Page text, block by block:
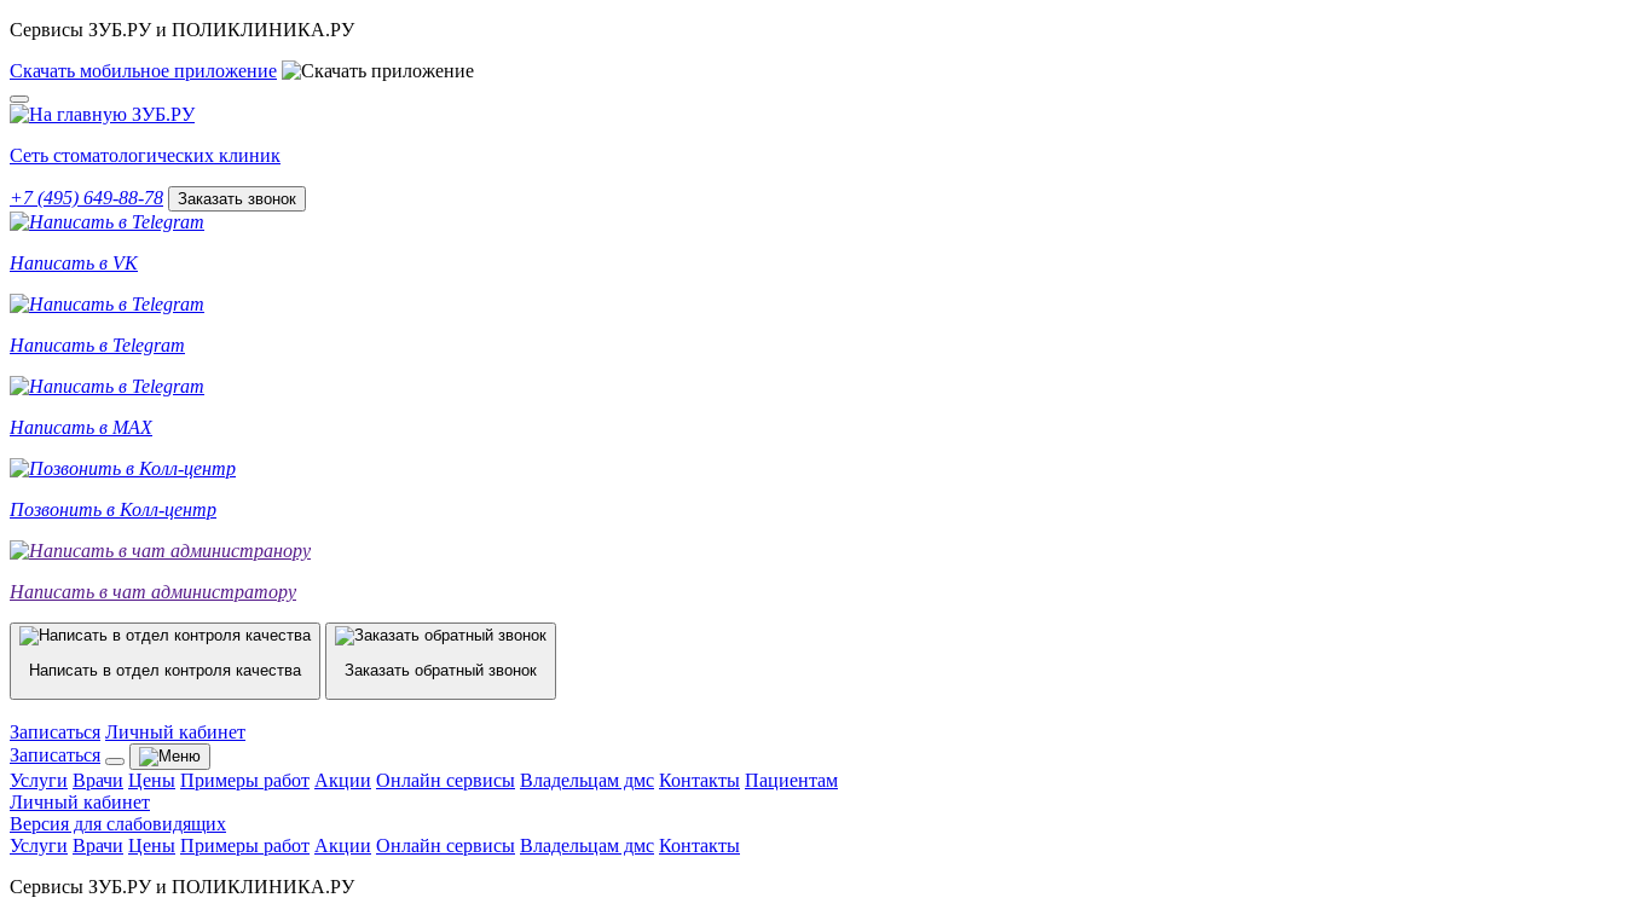
Сервисы ЗУБ.РУ и ПОЛИКЛИНИКА.РУ
Скачать мобильное приложение
Сеть стоматологических клиник
+7 (495) 649-88-78 Заказать звонок
Написать в VK
Написать в Telegram
Написать в MAX
Позвонить в Колл-центр
Написать в чат администратору
Написать в отдел контроля качества Заказать обратный звонок
Записаться Личный кабинет
Записаться
Услуги Врачи Цены Примеры работ Акции Онлайн сервисы Владельцам дмс Контакты Пациентам
Личный кабинет
Версия для слабовидящих
Услуги Врачи Цены Примеры работ Акции Онлайн сервисы Владельцам дмс Контакты
Сервисы ЗУБ.РУ и ПОЛИКЛИНИКА.РУ